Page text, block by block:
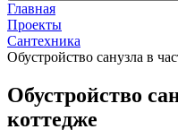
Главная
Проекты
Сантехника
Обустройство санузла в
Обустройство
коттедже